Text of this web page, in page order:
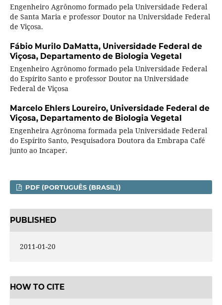
Engenheiro Agrônomo formado pela Universidade Federal
de Santa Maria e professor Doutor na Universidade Federal
de Viçosa.
Fábio Murilo DaMatta, Universidade Federal de
Viçosa, Departamento de Biologia Vegetal
Engenheiro Agrônomo formado pela Universidade Federal
do Espírito Santo e professor Doutor na Universidade
Federal de Viçosa
Marcelo Ehlers Loureiro, Universidade Federal de
Viçosa, Departamento de Biologia Vegetal
Engenheira Agrônoma formada pela Universidade Federal
do Espírito Santo, Pesquisadora Doutora da Embrapa Café
junto ao Incaper.
PDF (PORTUGUÊS (BRASIL))
PUBLISHED
2011-01-20
HOW TO CITE